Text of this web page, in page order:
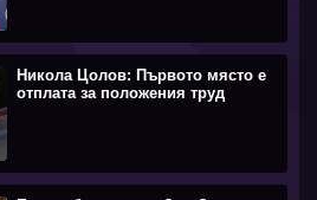
Никола Цолов: Първото място е
отплата за положения труд